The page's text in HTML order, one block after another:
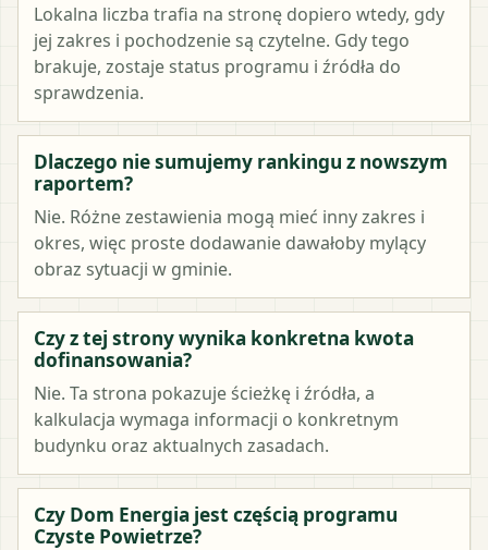
Lokalna liczba trafia na stronę dopiero wtedy, gdy
jej zakres i pochodzenie są czytelne. Gdy tego
brakuje, zostaje status programu i źródła do
sprawdzenia.
Dlaczego nie sumujemy rankingu z nowszym
raportem?
Nie. Różne zestawienia mogą mieć inny zakres i
okres, więc proste dodawanie dawałoby mylący
obraz sytuacji w gminie.
Czy z tej strony wynika konkretna kwota
dofinansowania?
Nie. Ta strona pokazuje ścieżkę i źródła, a
kalkulacja wymaga informacji o konkretnym
budynku oraz aktualnych zasadach.
Czy Dom Energia jest częścią programu
Czyste Powietrze?